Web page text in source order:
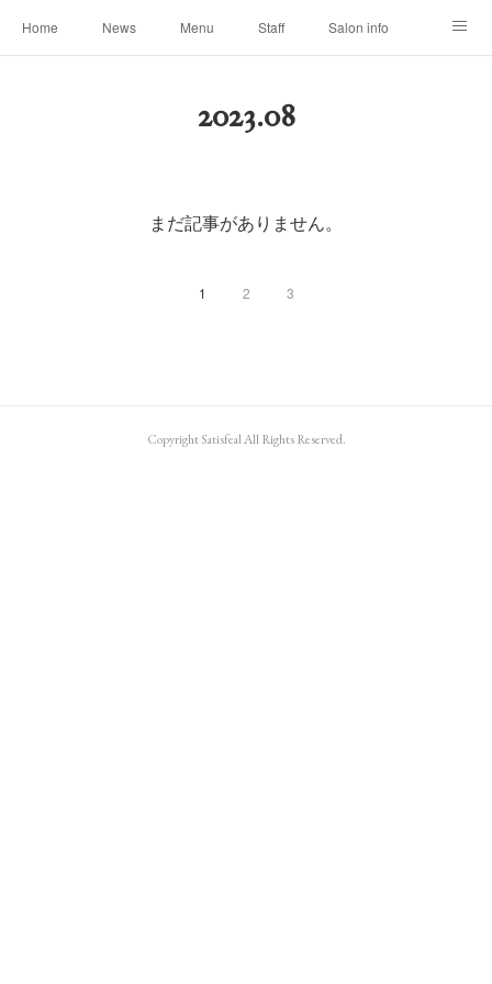
Home News Menu Staff Salon info
2023.08
まだ記事がありません。
1 2 3
Copyright Satisfeal All Rights Reserved.